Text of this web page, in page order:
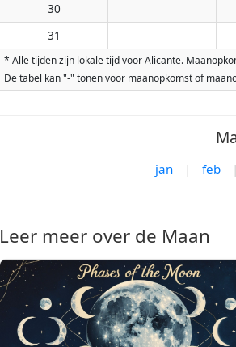
30
31
* Alle tijden zijn lokale tijd voor Alicante.
De tabel kan "-" tonen voor maanopkomst of
jan | feb |
Leer meer over de Maan